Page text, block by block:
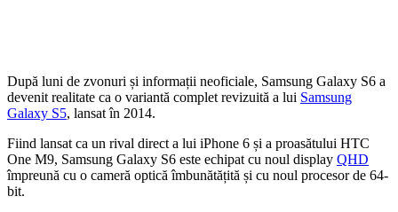
După luni de zvonuri și informații neoficiale, Samsung Galaxy S6 a
devenit realitate ca o variantă complet revizuită a lui Samsung
Galaxy S5, lansat în 2014.
Fiind lansat ca un rival direct a lui iPhone 6 și a proasătului HTC
One M9, Samsung Galaxy S6 este echipat cu noul display QHD
împreună cu o cameră optică îmbunătățită și cu noul procesor de 64-
bit.